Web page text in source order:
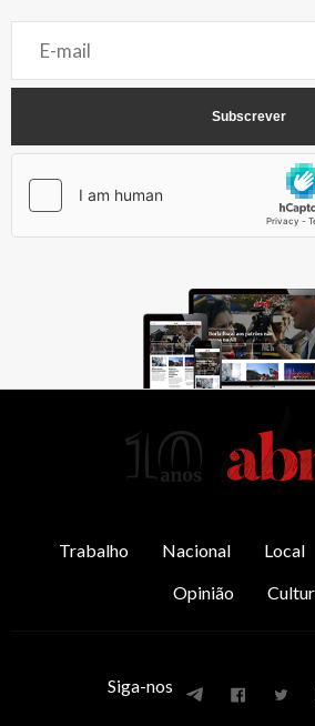
Trabalho Nacional Local
Opinião
Siga-nos